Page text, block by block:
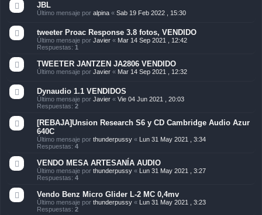
JBL
Último mensaje por alpina « Sab 19 Feb 2022 , 15:30
tweeter Proac Response 3.8 fotos, VENDIDO
Último mensaje por Javier « Mar 14 Sep 2021 , 12:42
Respuestas: 1
TWEETER JANTZEN JA2806 VENDIDO
Último mensaje por Javier « Mar 14 Sep 2021 , 12:32
Dynaudio 1.1 VENDIDOS
Último mensaje por Javier « Vie 04 Jun 2021 , 20:03
Respuestas: 2
[REBAJA]Unsion Research S6 y CD Cambridge Audio Azur
640C
Último mensaje por thunderpussy « Lun 31 May 2021 , 3:34
Respuestas: 4
VENDO MESA ARTESANÍA AUDIO
Último mensaje por thunderpussy « Lun 31 May 2021 , 3:27
Respuestas: 4
Vendo Benz Micro Glider L-2 MC 0,4mv
Último mensaje por thunderpussy « Lun 31 May 2021 , 3:23
Respuestas: 2